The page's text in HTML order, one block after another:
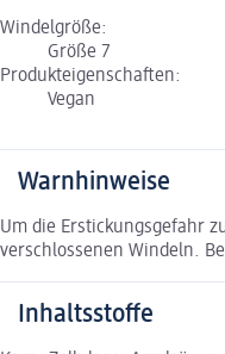
Windelgröße:
Größe 7
Produkteigenschaften:
Vegan
Warnhinweise
Um die Erstickungsgefahr
verschlossenen Windeln.
Inhaltsstoffe